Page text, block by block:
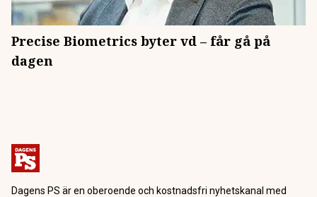
Precise Biometrics byter vd – får gå på
dagen
Dagens PS är en oberoende och kostnadsfri nyhetskanal med